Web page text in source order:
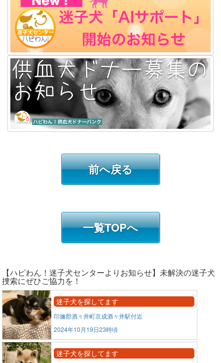
前へ戻る
一覧TOPへ
【ハピわん！迷子犬センターよりお知らせ】未解決の迷子犬
捜索にぜひご協力を！
迷子犬を探してます
印旛郡酒々井町京成酒々井駅付近
2024年10月19日23時頃
迷子犬を探してます